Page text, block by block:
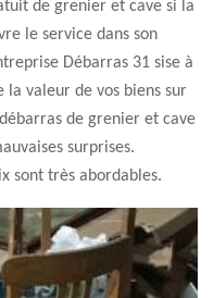
de grenier et cave si la
le service dans son
Débarras 31 sise à
la valeur de vos biens sur
de grenier et cave
surprises.
sont très abordables.